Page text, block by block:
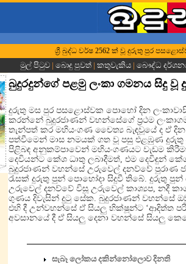
ශ්‍රී බුද්ධ වර්ෂ 2562 ක් වූ දුරුතු පුර
මුල් පිටුව | බොදු පුවත් | කතුවැකිය | බෞද්ධ
බුදුරදුන්ගේ පළමු ලංකා ගමනය සිදු
දුරුතු මස පුර පසළොස්වක පොහෝ දින
කරන්නේ බුදුරජාණන් වහන්සේගේ ප්‍රථම
තැන්පත් කර මහියංගණ චෛත්‍ය බැඳවූයේ ද ඒ
පත්වීමෙන් මාස නමයක් ගත වූ පසු එළඹුණ
පිළිබඳ අනුකම්පාවෙන් මහියංගණයට වැඩම
දෙවියන්ට කේශ ධාතු ලබාදීමත්, එම දෙවිඳුන්
බුදුරජාණන් වහන්සේ උරුවෙල් දනව්වේ පුරාණ
රැසක් දුරුතු පුන් පොහෝදා සිදුවී තිබේ. දුරුතු
උරුවෙල් දනව්වේ විසූ උරුවෙල් කාශ්‍යප, නදී
ගුණය දිවැසින් දුටු සේක. බුදුරජාණන් වහන්සේ
එහි දී උන්වහන්සේ ඒ සියලු භික්ෂූන්ට ‘ආදිත්ත
අවසානයේ දී ඒ සියලු දෙනා වහන්සේ සියලු
සැබෑ ලෝකය දකින්නෝලොව දිනති